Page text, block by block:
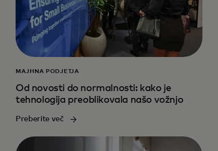
MAJHNA PODJETJA
Od novosti do normalnosti: kako je
tehnologija preoblikovala našo vožnjo
Preberite več